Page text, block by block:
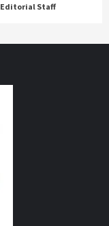
Editorial Staff